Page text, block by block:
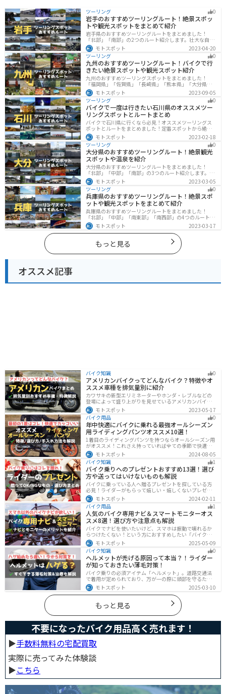
ツーリング 0
岩手のおすすめツーリングルート！絶景スポッ
トや観光スポットをまとめて紹介
岩手県のおすすめツーリングルートをまとめました！
「北部」「南部」の2つのルート紹介します。壮大な自然
や歴史的な観光スポットが多く存在するので楽しめま
す。バイクで岩手県にツーリングに行く際は参考にして
ください。
モトスポット
2023-04-20
ツーリング
0
九州のおすすめツーリングルート！バイクで行
きたい絶景スポットや観光スポット紹介
九州のおすすめツーリングスポットをまとめました！
「福岡県」「佐賀県」「長崎県」「熊本県」「大分県」
「宮崎都」「鹿児島県」の各県の観光地紹介します。自
然豊かな山々や湖、温泉地が点在し、四季折々の景色を
楽しめるスポットが多数あります。バイクで九州にツー
リングに行く際は参考にしてください。
モトスポット
2023-09-05
ツーリング
0
バイクで一度は行きたい石川県のオススメツー
リングスポットとルートまとめ
バイクで石川県に行くなら必見！オススメツーリングス
ポットとルートをまとめました！定番スポットから絶景
スポット、温泉、海、グルメなど様々なジャンルで楽し
めます。バイクで石川ツーリングに行こうと思っている
人は、参考にしてください。
モトスポット
2023-02-18
ツーリング
0
大分県のおすすめツーリングルート！絶景観光
スポットや温泉を紹介
大分県のおすすめツーリングルートをまとめました！
「北部」「中部」「南部」の3つのルート紹介します。阿
蘇の雄大な自然を満喫できるスポットや温泉を満喫する
ツーリングができます。バイクで大分県にツーリングに
行く際は参考にしてください。
モトスポット
2023-03-05
ツーリング
0
兵庫県のおすすめツーリングルート！絶景スポ
ットや観光スポットをまとめて紹介
兵庫県のおすすめツーリングルートをまとめました！
「北部」「中部」「南東部」「南西部」の4つのルート紹
介します。自然豊かな山を堪能できる北部と中部、街中
で海辺の南部と違った楽しみ方ができます。バイクで兵
庫県にツーリングに行く際は参考にしてください。
モトスポット 2023-03-17
もっと見る
オススメ記事
バイク知識 0
アメリカンバイクってどんなバイク？特徴やオ
ススメ車種を排気量別に紹介
カワサキの新型エリミネーターやホンダ・レブルなどの
登場によって盛り上がりを見せているアメリカンバイ
ク。スタイリッシュに乗れることはもちろん、ツーリン
グや通学通勤もこなせるアメリカンバイクの特徴や、オ
ススメの車種についてご紹介します！
モトスポット
2023-05-17
バイク用品
0
年中快適にバイクに乗れる最強オールシーズン
用ライディングパンツオススメ10選！
1着目のライディングパンツを持つならオールシーズン用
がオススメ！これさえ持っていれば全ての季節で快適に
ツーリングできます。快適性だけでなく、機能性やデザ
インに優れたものも多くあるので、安全にカッコよくバ
イクに乗りたい人は是非持っておきましょう。
モトスポット
2024-08-05
バイク知識
1
バイク乗りへのプレゼントおすすめ13選！選び
方や送ってはいけないものも解説
バイクに乗っている人へ贈るプレゼントを探している方
必見！ライダーがもらって嬉しい・嬉しくないプレゼン
トをまとめました。選び方やオススメのプレゼントも紹
介していますので、プレゼント選びの参考にしてくださ
い。
モトスポット
2024-02-11
バイク用品
1
人気のバイク専用ナビ＆スマートモニターオス
スメ8選！選び方や注意点も解説
バイクでナビを使いたいけど、スマホは振動で壊れるか
らつけたくない！という方におすすめしたい「バイク専
用ナビ」と「スマートモニター」をまとめてご紹介しま
す。専用ナビなら耐久性もあり、オフラインでも使える
ので安心です。スマートモニターは、スマホと連動させ
てスマホの機能をそのまま利用できます。ドラレコや死
角警告、駐車場の振動検知など様々な便利機能も搭載さ
れています。
モトスポット
2025-05-09
バイク知識
0
ヘルメットが禿げる原因って本当？！ライダー
が知っておきたい薄毛対策！
バイク乗りの必須アイテム「ヘルメット」。道路交通法
で着用が定められており、万が一の際に頭部を守るため
に被るものです。しかし、「ヘルメットが原因で禿げた
らどうしよう」と心配しているライダーもいるのではな
いでしょうか。ライダーヘルメットが禿げる原因になる
って本当かな・・・ライダーバイクには乗りたいけど抜
け毛が増えたら困る！ライダーツーリング後に髪のボリ
ュームが減った気がするけど、蒸れは禿げる原因にな
る？今回はこのような疑問、お悩みにお答えしていきま
す。薄毛が気になるライダーの方はぜひ最後までご覧く
ださい。モトスポットヘルメットで禿げ
モトスポット 2025-03-10
もっと見る
不要になったバイク用品高く売れます！
▶︎手数料無料の宅配買取
実際に売ってみた体験談
▶︎こちら